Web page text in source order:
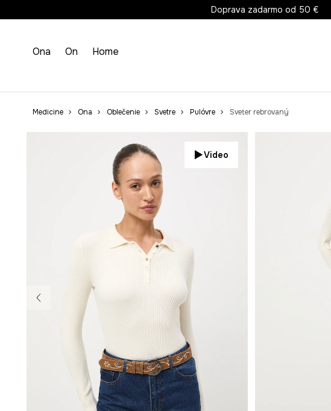
Doprava zadarmo od 50 €
Ona On Home
Medicine Ona Oblečenie Svetre Pulóvre Sveter rebrovaný
Video